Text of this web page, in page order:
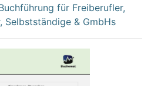
für Freiberufler,
Selbstständige & GmbHs